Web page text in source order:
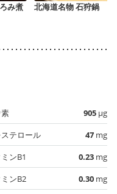
み煮 北海道名物 石狩鍋
905 µg
ステロール
47 mg
ンB1
0.23 mg
ンB2
0.30 mg